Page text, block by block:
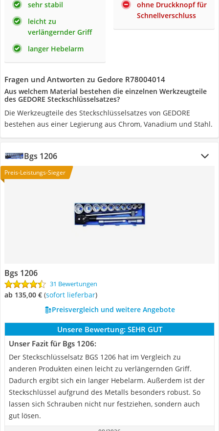
sehr stabil
leicht zu
verlängernder Griff
langer Hebelarm
ohne Druckknopf für
Schnellverschluss
Fragen und Antworten zu Gedore R78004014
Aus welchem Material bestehen die einzelnen Werkzeugteile
des GEDORE Steckschlüsselsatzes?
Die Werkzeugteile des Steckschlüsselsatzes von GEDORE
bestehen aus einer Legierung aus Chrom, Vanadium und Stahl.
Bgs 1206
Preis-Leistungs-Sieger
Bgs 1206
31 Bewertungen
ab 135,00 € ( Sofort lieferbar)
Preisvergleich und weitere Angebote
Unsere Bewertung: SEHR GUT
Unser Fazit für Bgs 1206:
Der Steckschlüsselsatz BGS 1206 hat im Vergleich zu
anderen Produkten einen leicht zu verlängernden Griff.
Dadurch ergibt sich ein langer Hebelarm. Außerdem ist der
Steckschlüssel aufgrund des Metalls besonders robust. So
lassen sich Schrauben nicht nur festziehen, sondern auch
gut lösen.